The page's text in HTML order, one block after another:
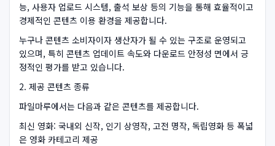
능, 사용자 업로드 시스템, 출석 보상 등의 기능을 통해 효율적이고
경제적인 콘텐츠 이용 환경을 제공합니다.
누구나 콘텐츠 소비자이자 생산자가 될 수 있는 구조로 운영되고
있으며, 특히 콘텐츠 업데이트 속도와 다운로드 안정성 면에서 긍
정적인 평가를 받고 있습니다.
2. 제공 콘텐츠 종류
파일마루에서는 다음과 같은 콘텐츠를 제공합니다.
최신 영화: 국내외 신작, 인기 상영작, 고전 명작, 독립영화 등 폭넓
은 영화 카테고리 제공